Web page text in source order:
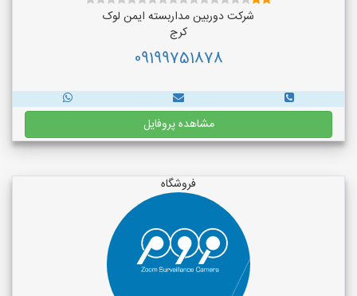
شرکت دوربین مداربسته ایمن لوک
کرج
09199751878
مشاهده پروفایل
فروشگاه